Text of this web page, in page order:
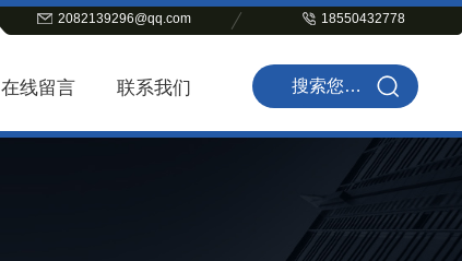
2082139296@qq.com 18550432778
在线留言 联系我们